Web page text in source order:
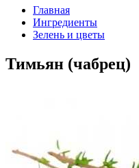
Главная
Ингредиенты
Зелень и цветы
Тимьян (чабрец)